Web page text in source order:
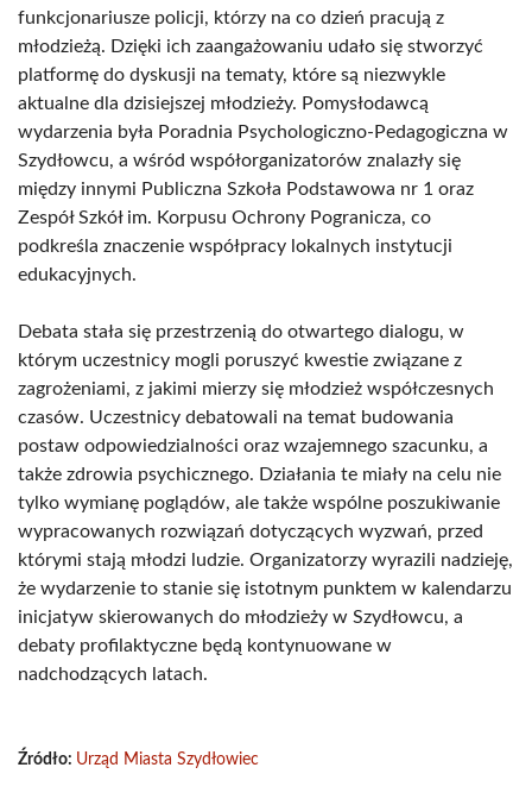
funkcjonariusze policji, którzy na co dzień pracują z
młodzieżą. Dzięki ich zaangażowaniu udało się stworzyć
platformę do dyskusji na tematy, które są niezwykle
aktualne dla dzisiejszej młodzieży. Pomysłodawcą
wydarzenia była Poradnia Psychologiczno-Pedagogiczna w
Szydłowcu, a wśród współorganizatorów znalazły się
między innymi Publiczna Szkoła Podstawowa nr 1 oraz
Zespół Szkół im. Korpusu Ochrony Pogranicza, co
podkreśla znaczenie współpracy lokalnych instytucji
edukacyjnych.
Debata stała się przestrzenią do otwartego dialogu, w
którym uczestnicy mogli poruszyć kwestie związane z
zagrożeniami, z jakimi mierzy się młodzież współczesnych
czasów. Uczestnicy debatowali na temat budowania
postaw odpowiedzialności oraz wzajemnego szacunku, a
także zdrowia psychicznego. Działania te miały na celu nie
tylko wymianę poglądów, ale także wspólne poszukiwanie
wypracowanych rozwiązań dotyczących wyzwań, przed
którymi stają młodzi ludzie. Organizatorzy wyrazili nadzieję,
że wydarzenie to stanie się istotnym punktem w kalendarzu
inicjatyw skierowanych do młodzieży w Szydłowcu, a
debaty profilaktyczne będą kontynuowane w
nadchodzących latach.
Źródło: Urząd Miasta Szydłowiec